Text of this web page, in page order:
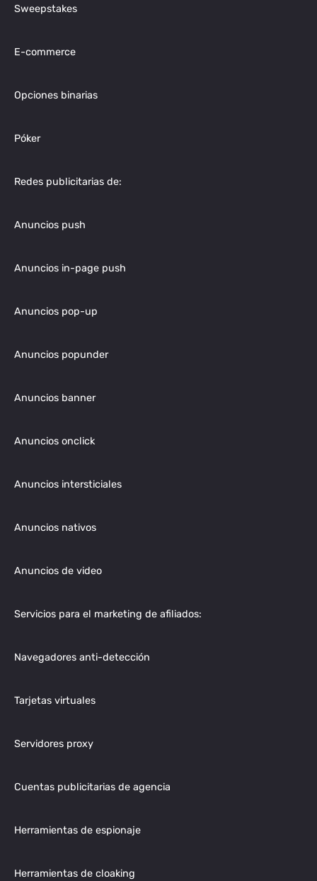
Sweepstakes
E-commerce
Opciones binarias
Póker
Redes publicitarias de:
Anuncios push
Anuncios in-page push
Anuncios pop-up
Anuncios popunder
Anuncios banner
Anuncios onclick
Anuncios intersticiales
Anuncios nativos
Anuncios de video
Servicios para el marketing de afiliados:
Navegadores anti-detección
Tarjetas virtuales
Servidores proxy
Cuentas publicitarias de agencia
Herramientas de espionaje
Herramientas de cloaking